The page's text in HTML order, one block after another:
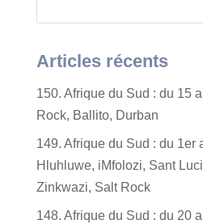
Articles récents
150. Afrique du Sud : du 15
Rock, Ballito, Durban
149. Afrique du Sud : du 1er
Hluhluwe, iMfolozi, Sant
Zinkwazi, Salt Rock
148. Afrique du Sud : du 20